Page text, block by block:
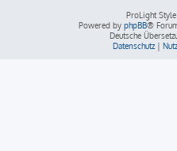
ProLight
Powered by phpBB®
Deutsche
Datenschutz |